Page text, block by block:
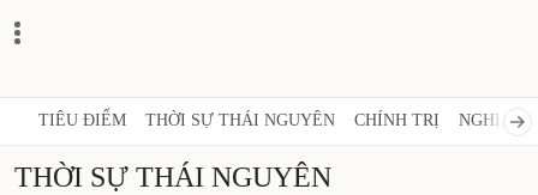
TIÊU ĐIỂM THỜI SỰ THÁI NGUYÊN CHÍNH TRỊ NGHỊ
THỜI SỰ THÁI NGUYÊN